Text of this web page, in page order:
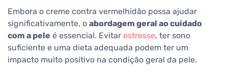
Embora o creme contra vermelhidão possa ajudar
significativamente, o abordagem geral ao cuidado
com a pele é essencial. Evitar estresse, ter sono
suficiente e uma dieta adequada podem ter um
impacto muito positivo na condição geral da pele.